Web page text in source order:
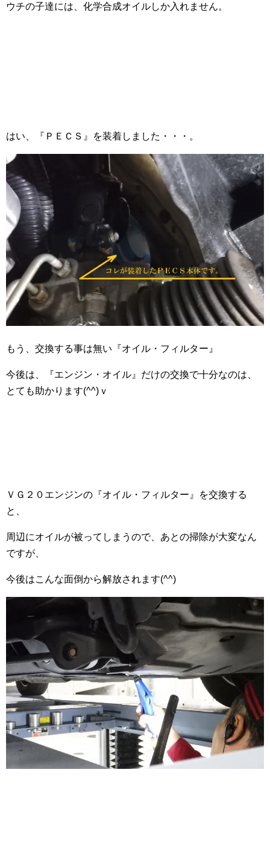
ウチの子達には、化学合成オイルしか入れません。
はい、『ＰＥＣＳ』を装着しました・・・。
もう、交換する事は無い『オイル・フィルター』
今後は、『エンジン・オイル』だけの交換で十分なのは、
とても助かります(^^)ｖ
ＶＧ２０エンジンの『オイル・フィルター』を交換する
と、
周辺にオイルが被ってしまうので、あとの掃除が大変なん
ですが、
今後はこんな面倒から解放されます(^^)